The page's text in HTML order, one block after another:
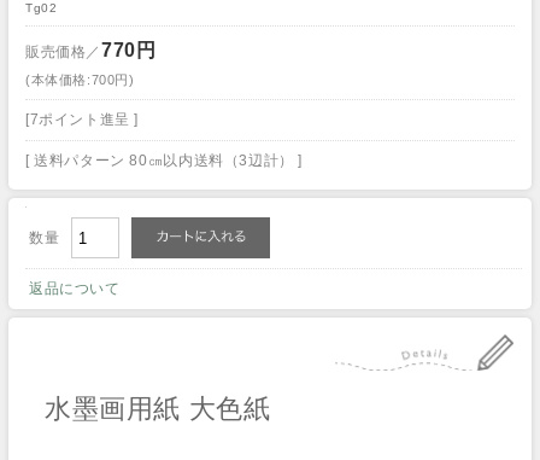
Tg02
販売価格／ 770円
(本体価格:700円)
[7ポイント進呈 ]
[ 送料パターン 80㎝以内送料（3辺計） ]
数量
返品について
水墨画用紙 大色紙